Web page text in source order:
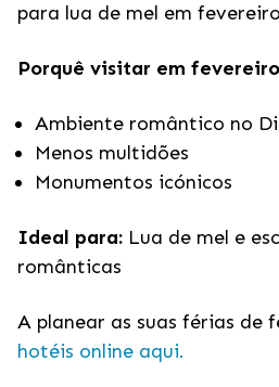
para lua de mel em
Porquê visitar em
Ambiente romântico no
Menos multidões
Monumentos icónicos
Ideal para: Lua de mel e
românticas
A planear as suas férias de
hotéis online aqui.